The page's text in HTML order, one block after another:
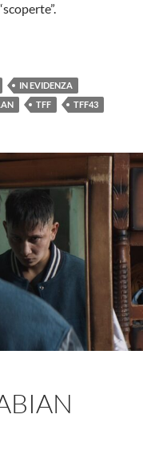
LAV DIAZ
IN EVIDENZA
TFF TFF43